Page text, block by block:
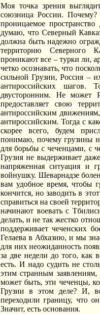
Моя точка зрения
союзница России.
проницаемое
думаю, что Северный
должна быть надежно
территорию Северного
проникают все – турки ли,
четко осознавать, что
сильной Грузии, Россия –
антироссийских
двусторонним. Не может
предоставляет свою
антироссийским
антироссийским. Тогда с
скорее всего, будем
понимаю, почему грузины
для борьбы с чеченцами, с
Грузия не выдерживает
напряженная ситуация и
войнушку. Шеварнадзе
вам удобное время, чтобы
кончится, но заводить в
справиться на своей
начинают воевать с
делать, и не так жестко
поддерживает чеченских
Гелаева в Абхазию, и мы
для них неожиданность
за две недели до того, как
есть. И надо судить не
этим странным
может быть, эти чеченцы,
Грузии в этом деле? И,
переходили границу, что
Значит, есть основания.